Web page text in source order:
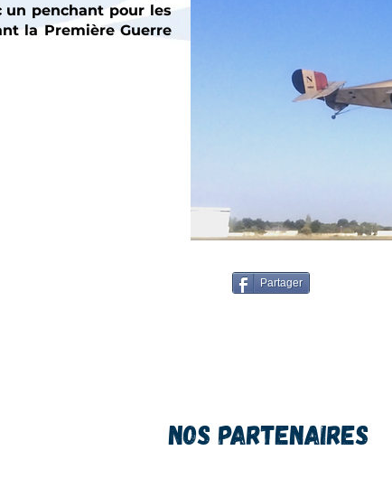
un penchant pour les
la Première Guerre
Partager
Nos Partenaires